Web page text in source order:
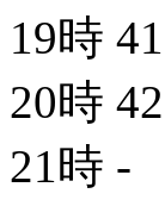
19時 41
20時 42
21時 -